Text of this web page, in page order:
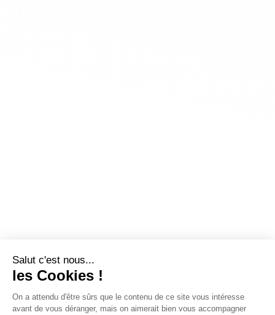
Salut c'est nous...
les Cookies !
On a attendu d'être sûrs que le contenu de ce site vous intéresse
avant de vous déranger, mais on aimerait bien vous accompagner